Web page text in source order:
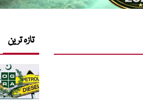
تازہ ترین